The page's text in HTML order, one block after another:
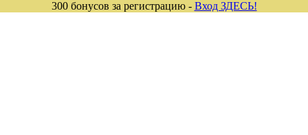
300 бонусов за регистрацию - Вход ЗДЕСЬ!